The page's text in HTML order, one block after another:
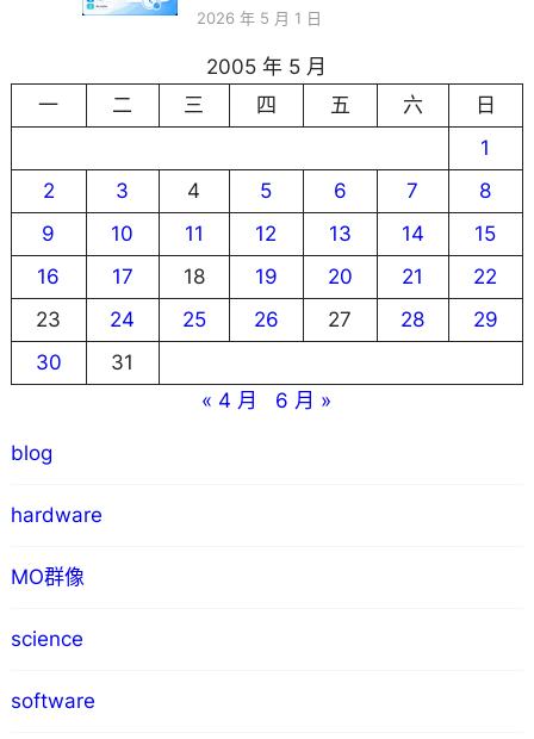
2026 年 5 月 1 日
2005 年 5 月
一
二 三 四 五 六
日
1
2
3 4 5 6 7
8
9
10 11 12 13 14
15
16
17 18 19 20 21
22
23
24 25 26 27 28
29
30
31
« 4 月
6 月 »
blog
hardware
MO群像
science
software